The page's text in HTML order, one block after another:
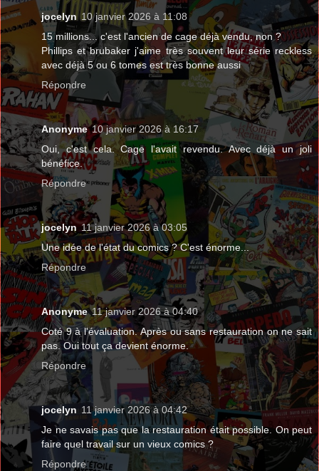
jocelyn 10 janvier 2026 à 11:08
15 millions... c'est l'ancien de cage déjà vendu, non ?
Phillips et brubaker j'aime très souvent leur série reckless
avec déjà 5 ou 6 tomes est très bonne aussi
Répondre
Anonyme 10 janvier 2026 à 16:17
Oui, c'est cela. Cage l'avait revendu. Avec déjà un joli
bénéfice.
Répondre
jocelyn 11 janvier 2026 à 03:05
Une idée de l'état du comics ? C'est énorme...
Répondre
Anonyme 11 janvier 2026 à 04:40
Coté 9 à l'évaluation. Après ou sans restauration on ne sait
pas. Oui tout ça devient énorme.
Répondre
jocelyn 11 janvier 2026 à 04:42
Je ne savais pas que la restauration était possible. On peut
faire quel travail sur un vieux comics ?
Répondre